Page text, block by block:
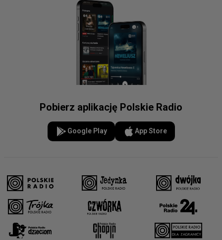
Pobierz aplikację Polskie Radio
Google Play App Store